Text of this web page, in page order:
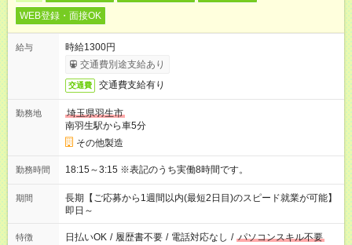
WEB登録・面接OK
給与
時給1300円
交通費別途支給あり
交通費 交通費支給有り
勤務地
埼玉県羽生市
南羽生駅から車5分
その他製造
勤務時間 18:15～3:15 ※表記のうち実働8時間です。
期間
長期【ご応募から1週間以内(最短2日目)のスピード就業が可能】
即日～
特徴 日払いOK / 履歴書不要 / 電話対応なし / パソコンスキル不要